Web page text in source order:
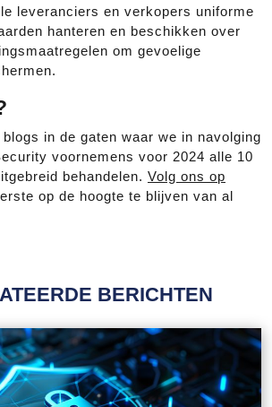
leveranciers en verkopers uniforme
hanteren en beschikken over
om gevoelige
in de gaten waar we in navolging
voornemens voor 2024 alle 10
behandelen. Volg ons op
op de hoogte te blijven van al
BERICHTEN